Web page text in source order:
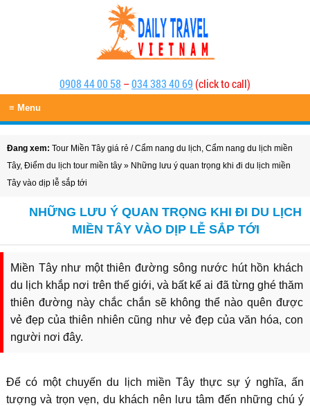
0908 44 00 58 –034 383 40 69 (click to call)
≡ Menu
Đang xem: Tour Miền Tây giá rẻ /Cẩm nang du lịch, Cẩm nang du lịch miền
Tây, Điểm du lịch tour miền tây » Những lưu ý quan trọng khi đi du lịch miền
Tây vào dịp lễ sắp tới
NHỮNG LƯU Ý QUAN TRỌNG KHI ĐI DU LỊCH
MIỀN TÂY VÀO DỊP LỄ SẮP TỚI
Miền Tây như một thiên đường sông nước hút hồn khách
du lịch khắp nơi trên thế giới, và bất kể ai đã từng ghé thăm
thiên đường này chắc chắn sẽ không thể nào quên được
vẻ đẹp của thiên nhiên cũng như vẻ đẹp của văn hóa, con
người nơi đây.
Để có một chuyến du lịch miền Tây thực sự ý nghĩa, ấn
tượng và trọn vẹn, du khách nên lưu tâm đến những chú ý